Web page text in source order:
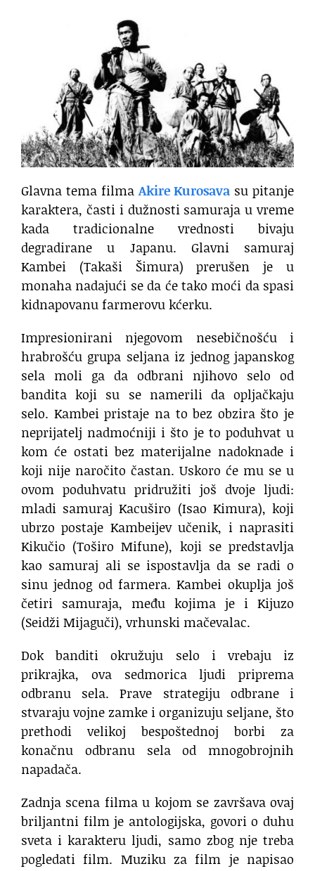
Glavna tema filmaAkire Kurosava su pitanje
karaktera, časti i dužnosti samuraja u vreme
kada tradicionalne vrednosti bivaju
degradirane u Japanu. Glavni samuraj
Kambei (Takaši Šimura) prerušen je u
monaha nadajući se da će tako moći da spasi
kidnapovanu farmerovu kćerku.
Impresionirani njegovom nesebičnošću i
hrabrošću grupa seljana iz jednog japanskog
sela moli ga da odbrani njihovo selo od
bandita koji su se namerili da opljačkaju
selo. Kambei pristaje na to bez obzira što je
neprijatelj nadmoćniji i što je to poduhvat u
kom će ostati bez materijalne nadoknade i
koji nije naročito častan. Uskoro će mu se u
ovom poduhvatu pridružiti još dvoje ljudi:
mladi samuraj Kacuširo (Isao Kimura), koji
ubrzo postaje Kambeijev učenik, i naprasiti
Kikučio (Toširo Mifune), koji se predstavlja
kao samuraj ali se ispostavlja da se radi o
sinu jednog od farmera. Kambei okuplja još
četiri samuraja, među kojima je i Kijuzo
(Seidži Mijaguči), vrhunski mačevalac.
Dok banditi okružuju selo i vrebaju iz
prikrajka, ova sedmorica ljudi priprema
odbranu sela. Prave strategiju odbrane i
stvaraju vojne zamke i organizuju seljane, što
prethodi velikoj bespoštednoj borbi za
konačnu odbranu sela od mnogobrojnih
napadača.
Zadnja scena filma u kojom se završava ovaj
briljantni film je antologijska, govori o duhu
sveta i karakteru ljudi, samo zbog nje treba
pogledati film. Muziku za film je napisao